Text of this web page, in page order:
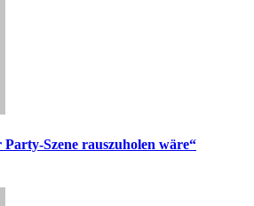
Szene rauszuholen wäre“